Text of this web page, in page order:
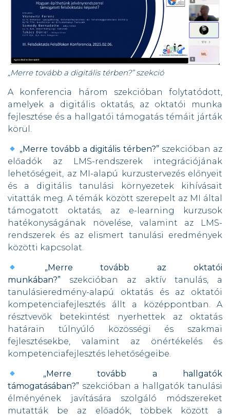
„Merre tovább a digitális térben?” szekció
A konferencia három szekcióban folytatódott,
amelyek a digitális oktatás, az oktatói munka
fejlesztése és a hallgatói támogatás témáit járták
körül.
„Merre tovább a digitális térben?”szekcióban az
előadók az LMS-rendszerek integrációjának
lehetőségeit, az MI-alapú kurzustervezés előnyeit
és a digitális tanulási környezetek kihívásait
vitatták meg. A témák között szerepelt az MI által
támogatott oktatás, az e-learning kurzusok
hatékonyságának növelése, valamint az LMS-
rendszerek és az elismert tanulási eredmények
közötti kapcsolat.
„Merre tovább az oktatói
munkában?” szekcióban az aktív tanulás, a
tanulásieredmény-alapú oktatás és az oktatói
kompetenciafejlesztés állt a középpontban. A
résztvevők betekintést nyerhettek az oktatás
határain túlnyúló közösségi és szakmai
fejlesztésekbe, valamint az önértékelés és
kompetenciafejlesztés lehetőségeibe.
„Merre tovább a hallgatók
támogatásában?” szekcióban a hallgatók tanulási
élményének javítására szolgáló módszereket
mutatták be az előadók, többek között a